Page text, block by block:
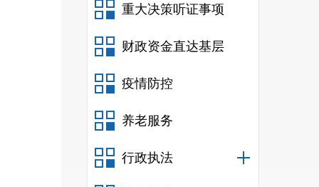
重大决策听证事项
财政资金直达基层
疫情防控
养老服务
行政执法